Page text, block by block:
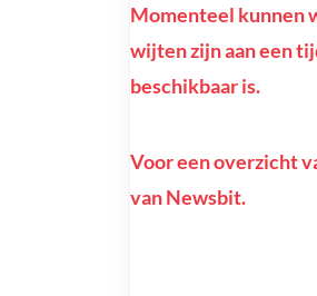
Momenteel kunnen
wijten zijn aan een
beschikbaar is.
Voor een overzicht
van Newsbit.